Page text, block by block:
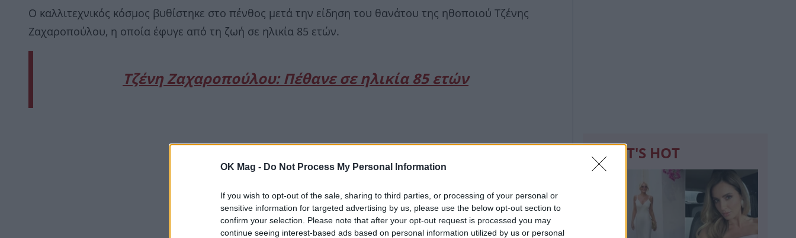
OK Mag - Do Not Process My Personal Information
If you wish to opt-out of the sale, sharing to third parties, or processing of your personal or
sensitive information for targeted advertising by us, please use the below opt-out section to
confirm your selection. Please note that after your opt-out request is processed you may
continue seeing interest-based ads based on personal information utilized by us or personal
Ο καλλιτεχνικός κόσμος βυθίστηκε στο πένθος μετά την είδηση του θανάτου της ηθοποιού Τζένης
Ζαχαροπούλου, η οποία έφυγε από τη ζωή σε ηλικία 85 ετών.
Τζένη Ζαχαροπούλου: Πέθανε σε ηλικία 85 ετών
WHAT'S HOT